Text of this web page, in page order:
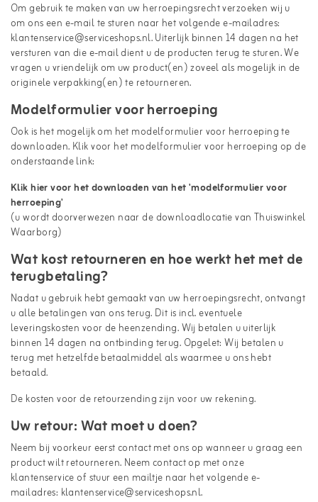
Om gebruik te maken van uw herroepingsrecht verzoeken wij u
om ons een e-mail te sturen naar het volgende e-mailadres:
klantenservice@serviceshops.nl. Uiterlijk binnen 14 dagen na het
versturen van die e-mail dient u de producten terug te sturen. We
vragen u vriendelijk om uw product(en) zoveel als mogelijk in de
originele verpakking(en) te retourneren.
Modelformulier voor herroeping
Ook is het mogelijk om het modelformulier voor herroeping te
downloaden. Klik voor het modelformulier voor herroeping op de
onderstaande link:
Klik hier voor het downloaden van het 'modelformulier voor
herroeping'
(u wordt doorverwezen naar de downloadlocatie van Thuiswinkel
Waarborg)
Wat kost retourneren en hoe werkt het met de
terugbetaling?
Nadat u gebruik hebt gemaakt van uw herroepingsrecht, ontvangt
u alle betalingen van ons terug. Dit is incl. eventuele
leveringskosten voor de heenzending. Wij betalen u uiterlijk
binnen 14 dagen na ontbinding terug. Opgelet: Wij betalen u
terug met hetzelfde betaalmiddel als waarmee u ons hebt
betaald.
De kosten voor de retourzending zijn voor uw rekening.
Uw retour: Wat moet u doen?
Neem bij voorkeur eerst contact met ons op wanneer u graag een
product wilt retourneren. Neem contact op met onze
klantenservice of stuur een mailtje naar het volgende e-
mailadres: klantenservice@serviceshops.nl.